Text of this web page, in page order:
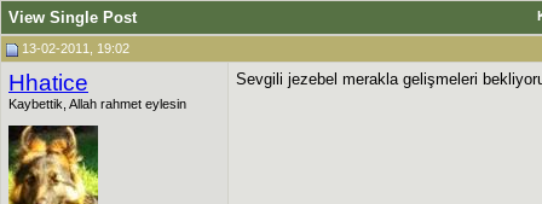
View Single Post
13-02-2011, 19:02
Hhatice
Kaybettik, Allah rahmet eylesin
Sevgili jezebel merakla gelişmeleri